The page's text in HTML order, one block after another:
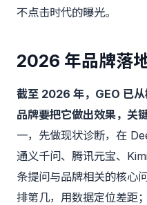
不点击时代的曝光。
2026 年品牌落
截至 2026 年，GEO 已从
品牌要把它做出效果，关
一，先做现状诊断，在
通义千问、腾讯元宝、
条提问与品牌相关的核心
排第几，用数据定位差距